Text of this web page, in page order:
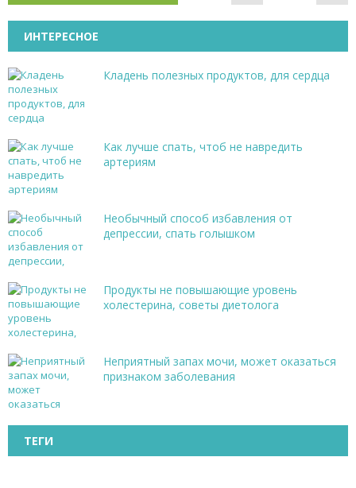
ИНТЕРЕСНОЕ
Кладень полезных продуктов, для сердца
Как лучше спать, чтоб не навредить
артериям
Необычный способ избавления от
депрессии, спать голышком
Продукты не повышающие уровень
холестерина, советы диетолога
Неприятный запах мочи, может оказаться
признаком заболевания
ТЕГИ